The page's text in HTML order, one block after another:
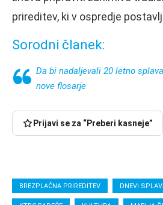
prireditev, ki v ospredje
Sorodni članek:
Da bi nadaljevali 20 letno
nove flosarje
Prijavi se za “Preberi kasneje”
BREZPLAČNA PRIREDITEV DNEVI